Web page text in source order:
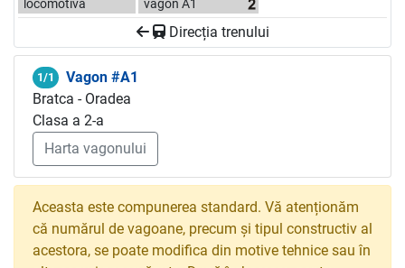
locomotivă vagon A1
Direcția trenului
1/1
Vagon #A1
Bratca - Oradea
Clasa a 2-a
Harta vagonului
Aceasta este compunerea standard. Vă atenționăm
că numărul de vagoane, precum și tipul constructiv al
acestora, se poate modifica din motive tehnice sau în